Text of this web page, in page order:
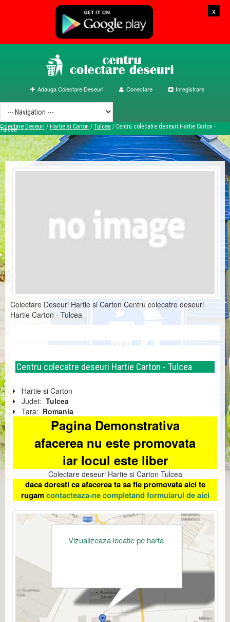
x
Adauga Colectare Deseuri Conectare Inregistrare
Colectare Deseuri / Hartie si Carton / Tulcea / Centru colecatre deseuri Hartie Carton -
Tulcea
Colectare Deseuri Hartie si Carton Centru colecatre deseuri
Hartie Carton - Tulcea
Centru colecatre deseuri Hartie Carton - Tulcea
Hartie si Carton
Judet: Tulcea
Tara: Romania
Pagina Demonstrativa
afacerea nu este promovata
iar locul este liber
Colectare deseuri Hartie si Carton Tulcea
daca doresti ca afacerea ta sa fie promovata aici te
rugamcontacteaza-ne completand formularul de aici
Vizualizeaza locatie pe harta